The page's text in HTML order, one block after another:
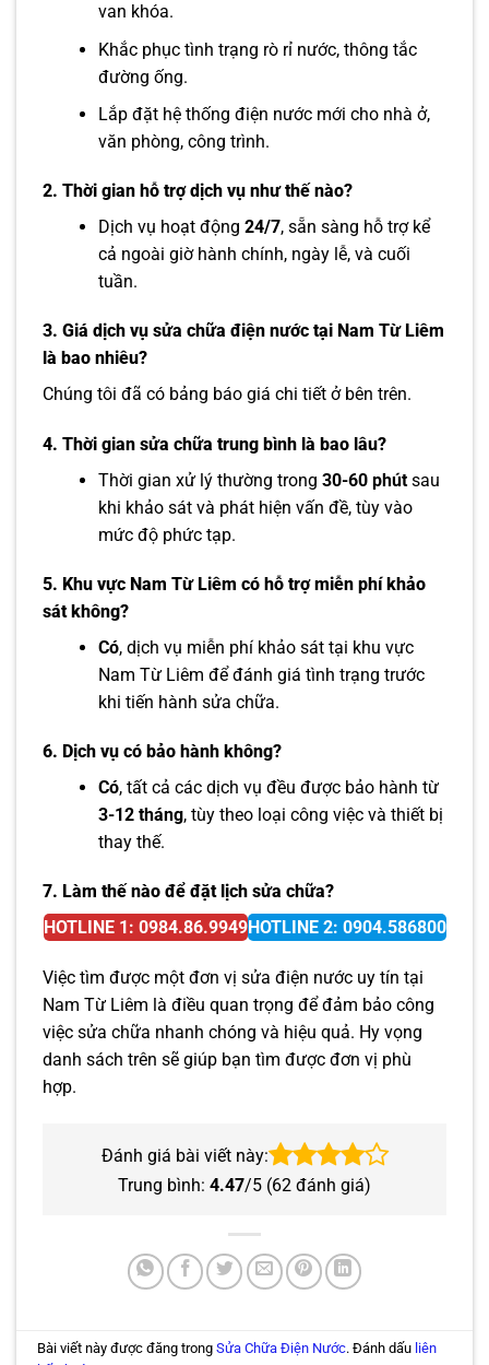
van khóa.
Khắc phục tình trạng rò rỉ nước, thông tắc
đường ống.
Lắp đặt hệ thống điện nước mới cho nhà ở,
văn phòng, công trình.
2. Thời gian hỗ trợ dịch vụ như thế nào?
Dịch vụ hoạt động 24/7, sẵn sàng hỗ trợ kể
cả ngoài giờ hành chính, ngày lễ, và cuối
tuần.
3. Giá dịch vụ sửa chữa điện nước tại Nam Từ Liêm
là bao nhiêu?
Chúng tôi đã có bảng báo giá chi tiết ở bên trên.
4. Thời gian sửa chữa trung bình là bao lâu?
Thời gian xử lý thường trong 30-60 phútsau
khi khảo sát và phát hiện vấn đề, tùy vào
mức độ phức tạp.
5. Khu vực Nam Từ Liêm có hỗ trợ miễn phí khảo
sát không?
Có, dịch vụ miễn phí khảo sát tại khu vực
Nam Từ Liêm để đánh giá tình trạng trước
khi tiến hành sửa chữa.
6. Dịch vụ có bảo hành không?
Có, tất cả các dịch vụ đều được bảo hành từ
3-12 tháng, tùy theo loại công việc và thiết bị
thay thế.
7. Làm thế nào để đặt lịch sửa chữa?
HOTLINE 1: 0984.86.9949HOTLINE 2: 0904.586800
Việc tìm được một đơn vị sửa điện nước uy tín tại
Nam Từ Liêm là điều quan trọng để đảm bảo công
việc sửa chữa nhanh chóng và hiệu quả. Hy vọng
danh sách trên sẽ giúp bạn tìm được đơn vị phù
hợp.
Đánh giá bài viết này:
Trung bình: 4.47/5 (62 đánh giá)
Bài viết này được đăng trongSửa Chữa Điện Nước. Đánh dấu liên